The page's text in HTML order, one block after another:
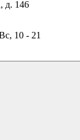
д. 146
10 - 21